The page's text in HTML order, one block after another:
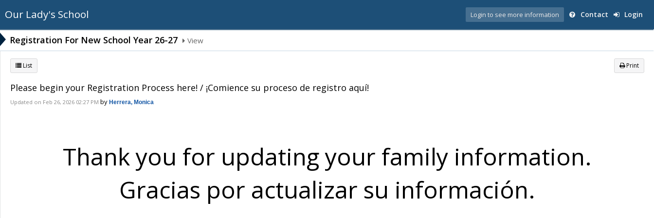
Our Lady's School Login to see more information Contact Login
Registration For New School Year 26-27 View
List Print
Please begin your Registration Process here! / ¡Comience su proceso de registro aquí!
Updated on Feb 26, 2026 02:27 PM by Herrera, Monica
Thank you for updating your family information.
Gracias por actualizar su información.